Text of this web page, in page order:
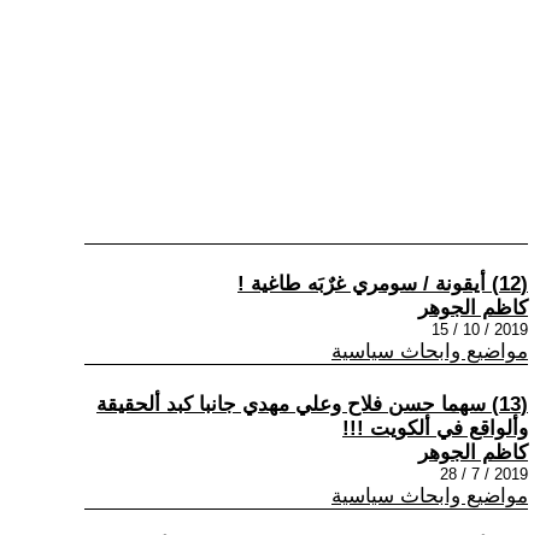
(12) أيقونة / سومري غرٌبَه طاغية !
كاظم الجوهر
2019 / 10 / 15
مواضيع وابحاث سياسية
(13) سهما حسن فلاح وعلي مهدي جانبا كبد ألحقيقة
وألواقع في ألكويت !!!
كاظم الجوهر
2019 / 7 / 28
مواضيع وابحاث سياسية